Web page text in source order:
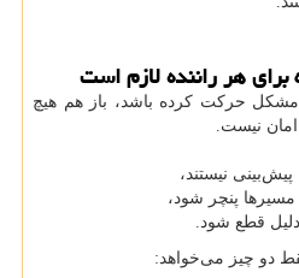
هر راننده لازم است
حرکت کرده باشد، باز هم هیچ
امان نیست.
نیستند،
پنچر شود،
قطع شود.
دو چیز می‌خواهد: